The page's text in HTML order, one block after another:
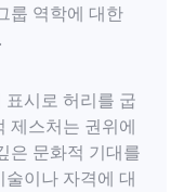
룹 역학에 대한
표시로 허리를 굽
제스처는 권위에
은 문화적 기대를
이나 자격에 대